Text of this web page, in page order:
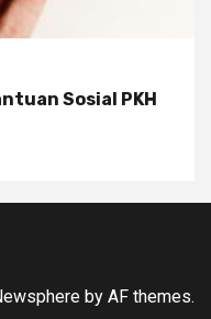
Sosial PKH
by AF themes.